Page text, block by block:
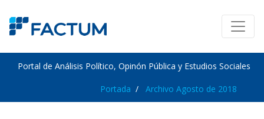
Portal de Análisis Político, Opinón Pública y Estudios Sociales
Portada Archivo Agosto de 2018